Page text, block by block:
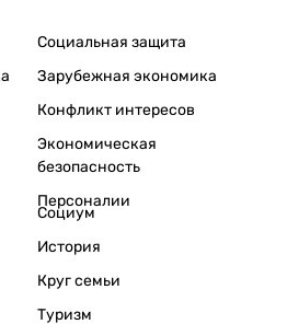
Социальная защита
Зарубежная экономика
Конфликт интересов
Экономическая
безопасность
Персоналии
Социум
История
Круг семьи
Туризм